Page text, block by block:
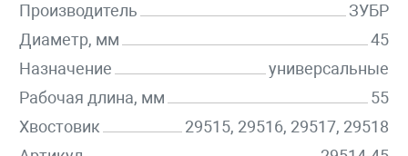
Производитель
ЗУБР
Диаметр, мм
45
Назначение
универсальные
Рабочая длина, мм
55
Хвостовик
29515, 29516, 29517, 29518